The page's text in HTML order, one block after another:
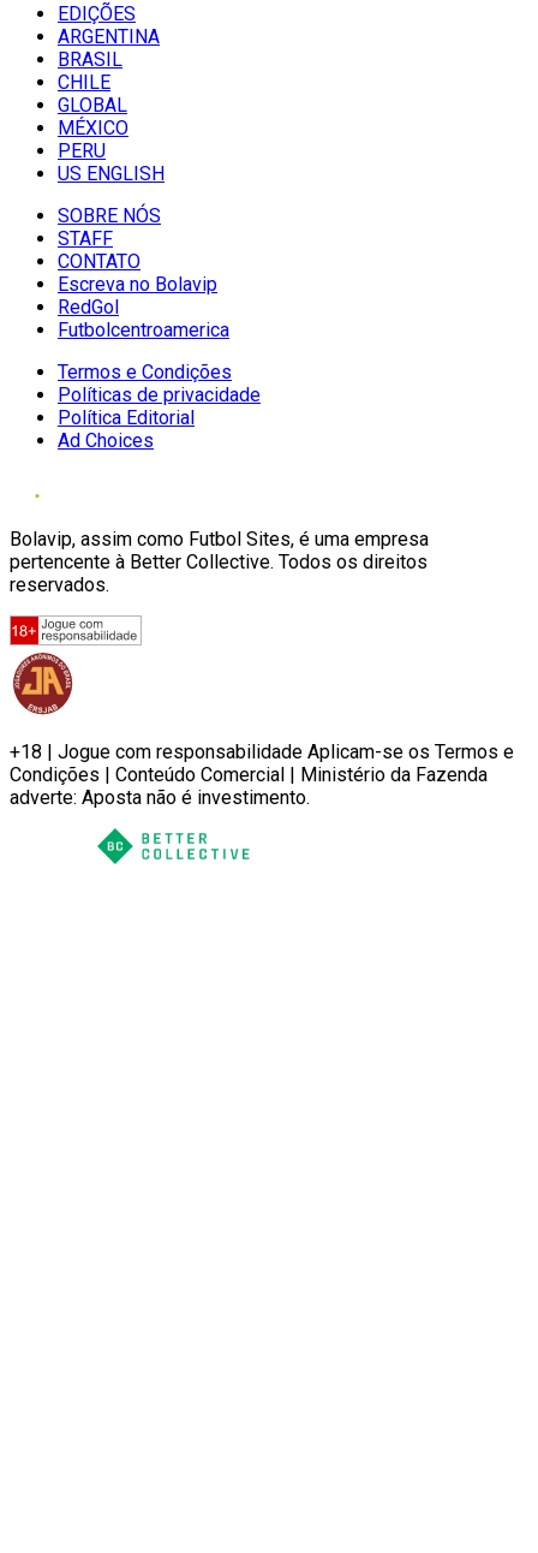
EDIÇÕES
ARGENTINA
BRASIL
CHILE
GLOBAL
MÉXICO
PERU
US ENGLISH
SOBRE NÓS
STAFF
CONTATO
Escreva no Bolavip
RedGol
Futbolcentroamerica
Termos e Condições
Políticas de privacidade
Política Editorial
Ad Choices
Bolavip, assim como Futbol Sites, é uma empresa
pertencente à Better Collective. Todos os direitos
reservados.
+18 | Jogue com responsabilidade Aplicam-se os Termos e
Condições | Conteúdo Comercial | Ministério da Fazenda
adverte: Aposta não é investimento.